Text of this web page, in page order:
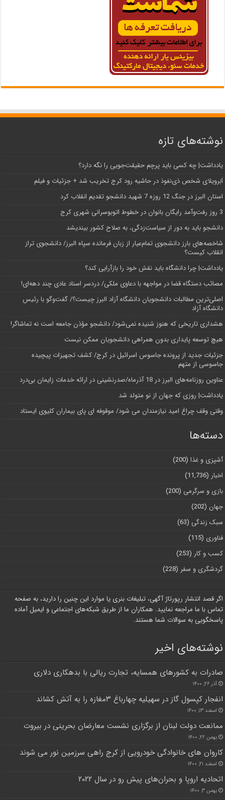
نوشته‌های تازه
یادداشت| ‌چه کسی باید پرچم حقیقت‌جویی را نگه دارد؟
اَبَر‌ویلای شخص ذی‌نفوذ در حاشیه‌ رود کرج تخریب شد + جزئیات و فیلم
استان البرز در جنگ 12 روزه 7 شهید دانشجو تقدیم انقلاب کرد
3 روز رفت‌وآمد رایگان بانوان در خطوط اتوبوسرانی شهری کرج
دانشجو باید به دور از سیاست‌زدگی، به صلاح کشور بیندیشد
شاخصه‌های بارز دانشجوی تمام‌عیار از زبان فرمانده سپاه البرز/ دانشجوی تراز
انقلاب کیست؟
یادداشت| چرا دانشگاه باید نقش خود را بازآرایی کند؟
مصائب دستگاه قضا در مواجهه با دعاوی ملکی/ دردسر اسناد عادی چند‌ دهه‌ای!
اصلی‌ترین مطالبات دانشجویان دانشگاه آزاد البرز چیست؟/ گفت‌وگو با رئیس
دانشگاه آز‌اد
هشداری تاریخی که هنوز شنیده نمی‌شود/ دانشجو مؤذن جامعه است نه تماشاگر!
هیچ توسعه پایداری بدون همراهی دانشجویان ممکن نیست
جزئیات جدید از پرونده جاسوس اسرائیل در کرج/‌ کشف تجهیزات پیچیده
جاسوسی از متهم
عناوین روزنامه‌های البرز در ‌18 آذرماه/صدرنشینی در ارائه خدمات زایمان بی‌درد
یادداشت| روزی که جهان از نو متولد شد
وقتی وقف چراغ امید نیازمندان می شود/ موقوفه ای پای بیماران کلیوی ایستاد
دسته‌ها
آشپزی و غذا (200)
اخبار (11,736)
بازی و سرگرمی (200)
جهان (202)
سبک زندگی (63)
فناوری (115)
کسب و کار (253)
گردشگری و سفر (228)
اگر قصد انتشار رپورتاژ آگهی، تبلیغات بنری یا موارد این چنین را دارید، به صفحه
تماس با ما مراجعه نمایید. همکاران ما از طریق شبکه‌های اجتماعی و ایمیل آماده
پاسخگویی به سوالات شما هستند.
نوشته‌های اخیر
صادرات به کشورهای همسایه، تجارت ریالی با بدهکاری دلاری
آذر ۲۶, ۱۴۰۰
انفجار کپسول گاز در سهیلیه چهارباغ ۳مغازه را به آتش کشاند
اسفند ۱۳, ۱۴۰۰
ممانعت دولت لبنان از برگزاری نشست‌ معارضان بحرینی در بیروت
بهمن ۲۲, ۱۴۰۰
کاروان های خانوادگی خودرویی از کرج راهی سرزمین نور می شوند
اسفند ۲۱, ۱۴۰۰
اتحادیه اروپا و بحران‌های پیش رو در سال ۲۰۲۲
بهمن ۳, ۱۴۰۰